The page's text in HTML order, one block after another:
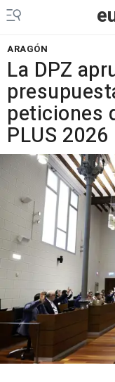
ARAGÓN
La DPZ
peticiones
PLUS 2026